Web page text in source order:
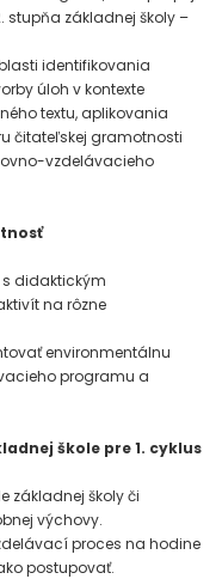
stupňa základnej školy –
identifikovania
úloh v kontexte
textu, aplikovania
čitateľskej gramotnosti
vzdelávacieho
s didaktickým
na rôzne
environmentálnu
programu a
škole pre 1. cyklus
základnej školy či
výchovy.
proces na hodine
postupovať.